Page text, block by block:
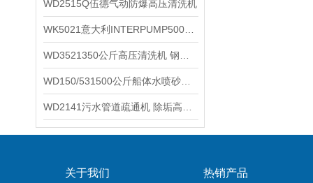
WD2515Q伍德气动防爆高压清洗机
关于我们 热销产品